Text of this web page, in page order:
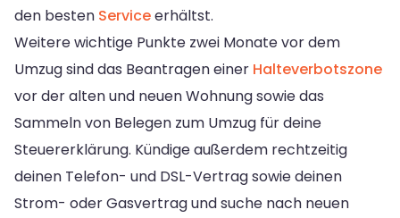
den besten Serviceerhältst.
Weitere wichtige Punkte zwei Monate vor dem
Umzug sind das Beantragen einer Halteverbotszone
vor der alten und neuen Wohnung sowie das
Sammeln von Belegen zum Umzug für deine
Steuererklärung. Kündige außerdem rechtzeitig
deinen Telefon- und DSL-Vertrag sowie deinen
Strom- oder Gasvertrag und suche nach neuen